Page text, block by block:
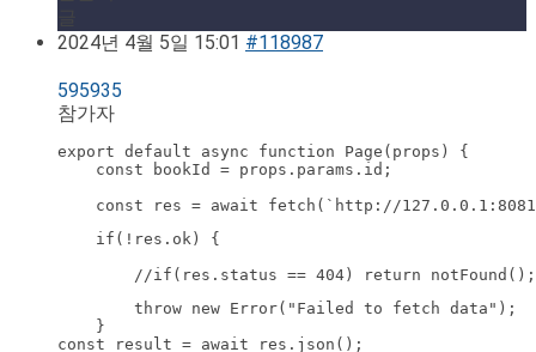
2024년 4월 5일 15:01 #118987
595935
참가자
export default async function Page(props) {
const bookId = props.params.id;
const res = await fetch(`http://
if(!res.ok) {
//if(res.status == 404) return notFound();
throw new Error("Failed to fetch data");
}